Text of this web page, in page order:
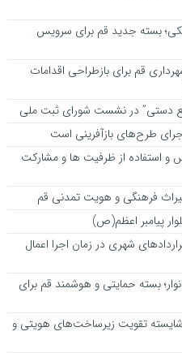
بسته جدید قم برای سرویس
قم برای بازطراحی اقدامات
دستی” در نشست شورای ثبت ملی
طرح‌های بازآفرینی است
استفاده از ظرفیت ها و مشارکت
میراث فرهنگی و هویت تمدنی قم
پیامبر اعظم(ص)
شهری در زمان اجرا اعمال
بسته حمایتی و هوشمند قم برای
شایسته تقویت زیرساخت‌های هویتی و